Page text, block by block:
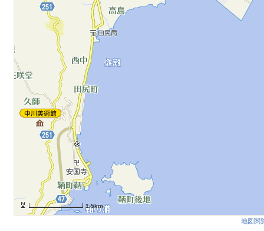
1.5km
地図閲